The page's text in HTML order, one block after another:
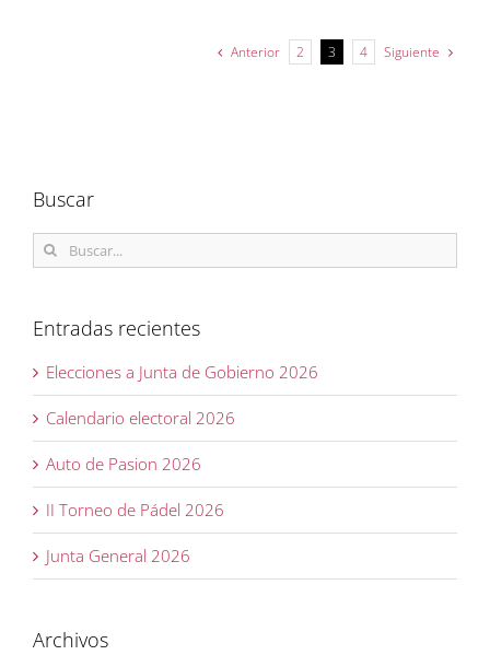
Anterior 2 3 4 Siguiente
Buscar
Buscar:
Entradas recientes
Elecciones a Junta de Gobierno 2026
Calendario electoral 2026
Auto de Pasion 2026
II Torneo de Pádel 2026
Junta General 2026
Archivos